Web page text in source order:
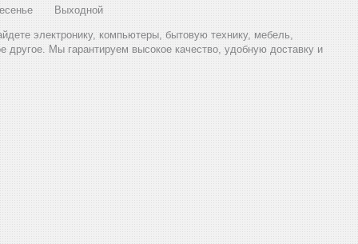
Выходной
электронику, компьютеры, бытовую технику, мебель,
другое. Мы гарантируем высокое качество, удобную доставку и